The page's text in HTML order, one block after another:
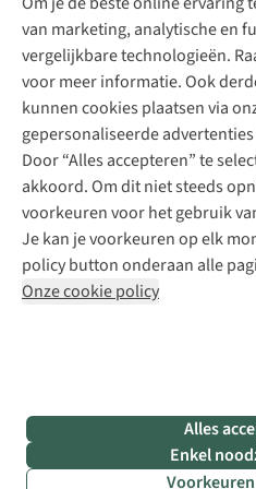
van marketing, analytische en
vergelijkbare technologieën.
voor meer informatie. Ook
kunnen cookies plaatsen via
gepersonaliseerde
Door “Alles accepteren” te
akkoord. Om dit niet steeds
voorkeuren voor het gebruik
Je kan je voorkeuren op elk
policy button onderaan alle
Onze cookie policy
Alles
Enkel
Schoenherstelling
Kledingherstelling
Retouches
Voor bedrijven
Explore Camp
Gear Check
Inspiratie & advies
Meld je aan voor de nieuwsbrief
Disclaimer Privacy Policy
Cookie